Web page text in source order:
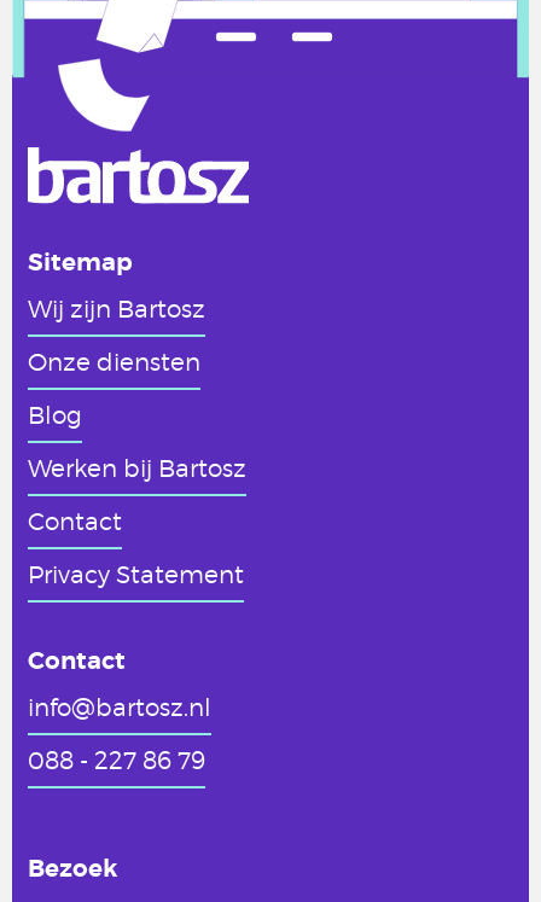
Sitemap
Wij zijn Bartosz
Onze diensten
Blog
Werken bij Bartosz
Contact
Privacy Statement
Contact
info@bartosz.nl
088 - 227 86 79
Bezoek